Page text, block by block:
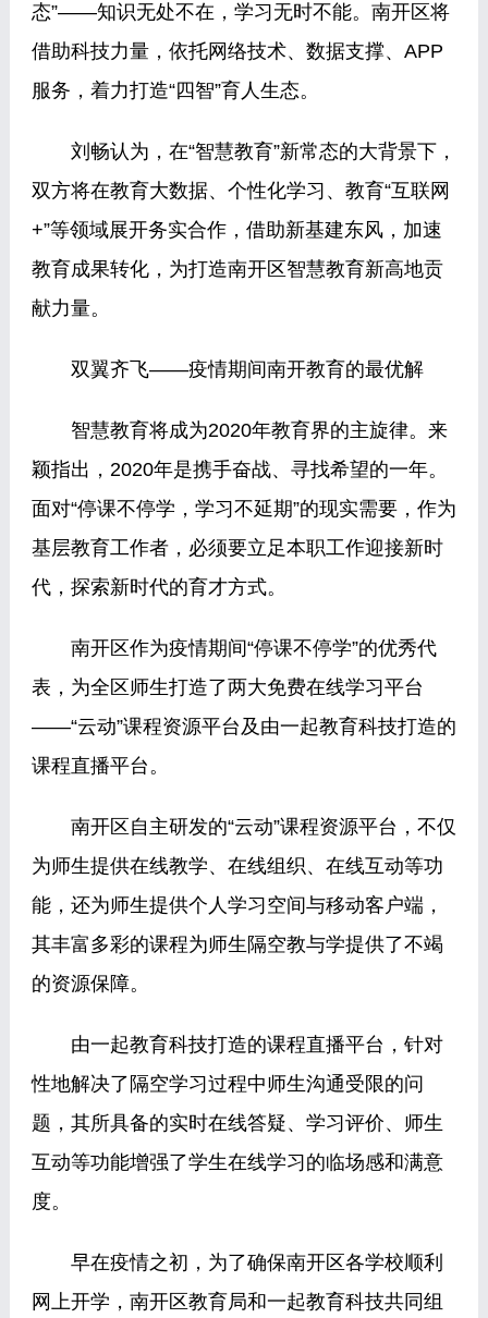
态”——知识无处不在，学习无时不能。南开区将
借助科技力量，依托网络技术、数据支撑、APP
服务，着力打造“四智”育人生态。
刘畅认为，在“智慧教育”新常态的大背景下，
双方将在教育大数据、个性化学习、教育“互联网
+”等领域展开务实合作，借助新基建东风，加速
教育成果转化，为打造南开区智慧教育新高地贡
献力量。
双翼齐飞——疫情期间南开教育的最优解
智慧教育将成为2020年教育界的主旋律。来
颖指出，2020年是携手奋战、寻找希望的一年。
面对“停课不停学，学习不延期”的现实需要，作为
基层教育工作者，必须要立足本职工作迎接新时
代，探索新时代的育才方式。
南开区作为疫情期间“停课不停学”的优秀代
表，为全区师生打造了两大免费在线学习平台
——“云动”课程资源平台及由一起教育科技打造的
课程直播平台。
南开区自主研发的“云动”课程资源平台，不仅
为师生提供在线教学、在线组织、在线互动等功
能，还为师生提供个人学习空间与移动客户端，
其丰富多彩的课程为师生隔空教与学提供了不竭
的资源保障。
由一起教育科技打造的课程直播平台，针对
性地解决了隔空学习过程中师生沟通受限的问
题，其所具备的实时在线答疑、学习评价、师生
互动等功能增强了学生在线学习的临场感和满意
度。
早在疫情之初，为了确保南开区各学校顺利
网上开学，南开区教育局和一起教育科技共同组